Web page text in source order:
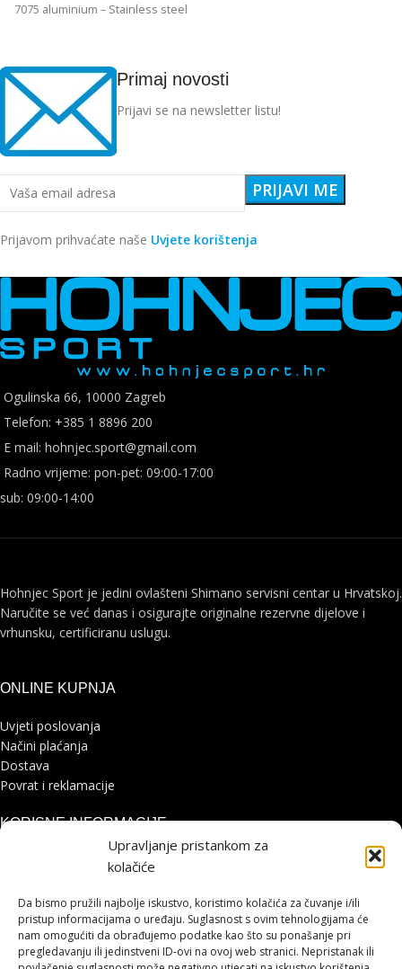
Upravljanje pristankom za
kolačiće
Da bismo pružili najbolje iskustvo, koristimo kolačića za čuvanje i/ili
pristup informacijama o uređaju. Suglasnost s ovim tehnologijama će
nam omogućiti da obrađujemo podatke kao što su ponašanje pri
pregledavanju ili jedinstveni ID-ovi na ovoj web stranici. Nepristanak ili
7075 aluminium – Stainless steel
Primaj novosti
Prijavi se na newsletter listu!
Prijavom prihvaćate naše Uvjete korištenja
Ogulinska 66, 10000 Zagreb
Telefon: +385 1 8896 200
E mail: hohnjec.sport@gmail.com
Radno vrijeme: pon-pet: 09:00-17:00
sub: 09:00-14:00
Hohnjec Sport je jedini ovlašteni Shimano servisni centar u Hrvatskoj.
Naručite se već danas i osigurajte originalne rezervne dijelove i
vrhunsku, certificiranu uslugu.
ONLINE KUPNJA
Uvjeti poslovanja
Načini plaćanja
Dostava
Povrat i reklamacije
KORISNE INFORMACIJE
Zaštita osobnih podataka
Pohvale i prigovori
Platforma za online rješavanje sporova
STRANICE